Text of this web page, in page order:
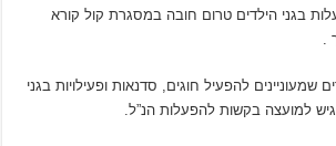
בגני הילדים טרום חובה במסגרת קול קורא
שמעוניינים להפעיל חוגים, סדנאות ופעילויות בגני
למועצה בקשות להפעלות הנ”ל.